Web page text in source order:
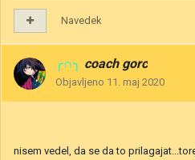
Navedek
╭∩╮ coach gorc
Objavljeno 11. maj 2020
nisem vedel, da se da to